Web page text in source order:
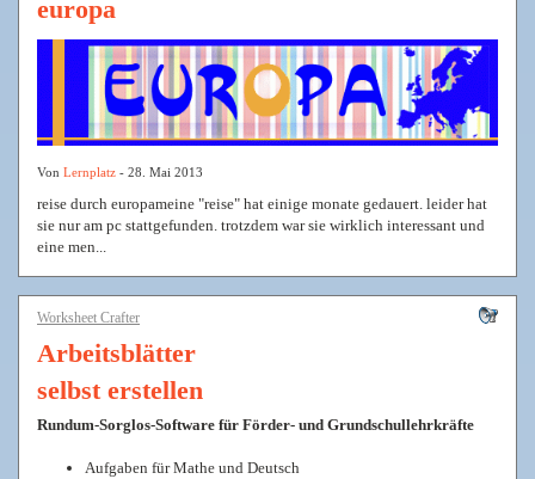
europa
Von Lernplatz - 28. Mai 2013
reise durch europameine "reise" hat einige monate gedauert. leider hat
sie nur am pc stattgefunden. trotzdem war sie wirklich interessant und
eine men...
Worksheet Crafter
Arbeitsblätter
selbst erstellen
Rundum-Sorglos-Software für Förder- und Grundschullehrkräfte
Aufgaben für Mathe und Deutsch